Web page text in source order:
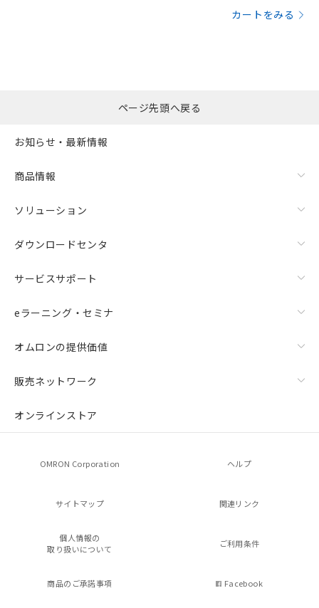
カートをみる
ページ先頭へ戻る
お知らせ・最新情報
商品情報
ソリューション
ダウンロードセンタ
サービスサポート
eラーニング・セミナ
オムロンの提供価値
販売ネットワーク
オンラインストア
OMRON Corporation ヘルプ
サイトマップ 関連リンク
個人情報の
取り扱いについて
ご利用条件
商品のご承諾事項 Facebook